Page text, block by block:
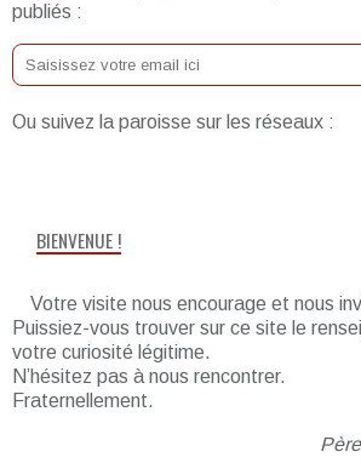
publiés :
Ou suivez la paroisse sur les réseaux :
BIENVENUE !
Votre visite nous encourage et nous
Puissiez-vous trouver sur ce site le
votre curiosité légitime.
N’hésitez pas à nous rencontrer.
Fraternellement.